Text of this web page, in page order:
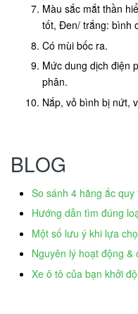
Màu sắc mắt thần
tốt, Đen/ trắng: bình
Có mùi bốc ra.
Mức dung dịch điện
phân.
Nắp, vỏ bình bị nứt,
BLOG
So sánh 4 hãng ắc
Hướng dẫn tìm đúng
Một số lưu ý khi lựa
Nguyên lý hoạt động &
Xe ô tô của bạn khởi